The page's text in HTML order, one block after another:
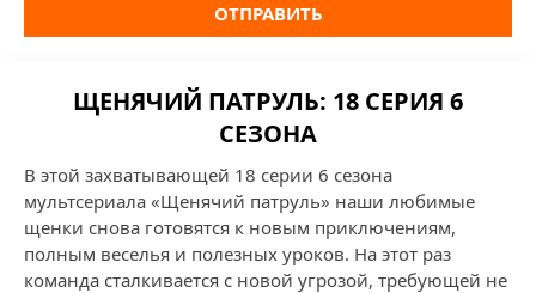
ОТПРАВИТЬ
ЩЕНЯЧИЙ ПАТРУЛЬ: 18 СЕРИЯ 6
СЕЗОНА
В этой захватывающей 18 серии 6 сезона
мультсериала «Щенячий патруль» наши любимые
щенки снова готовятся к новым приключениям,
полным веселья и полезных уроков. На этот раз
команда сталкивается с новой угрозой, требующей не